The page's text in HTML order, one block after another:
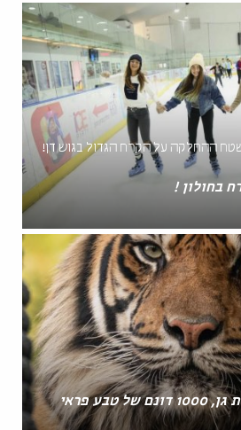
ההחלקה על הקרח הגדול בגוש דן!
בחולון !
המרכז הזואולוגי רמת גן, 1000 דונם של טבע פראי